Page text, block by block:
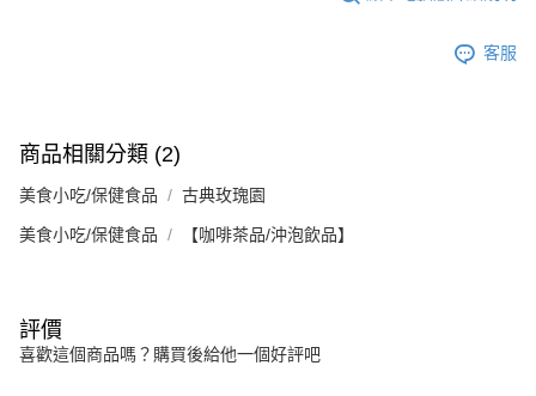
客服
商品相關分類 (2)
美食小吃/保健食品 古典玫瑰園
美食小吃/保健食品 【咖啡茶品/沖泡飲品】
評價
喜歡這個商品嗎？購買後給他一個好評吧